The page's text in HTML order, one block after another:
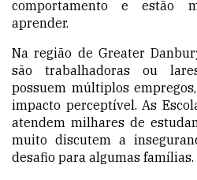
comportamento e estão
aprender.
Na região de Greater
são trabalhadoras ou
possuem múltiplos
impacto perceptível. As
atendem milhares de
muito discutem a
desafio para algumas famílias.